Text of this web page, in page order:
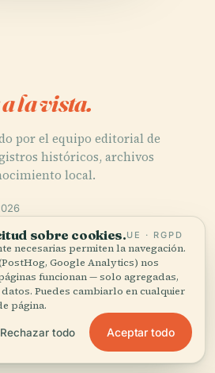
la vista.
por el equipo editorial de
históricos, archivos
local.
Square Philadelphia: History,
National Park Service
(Philadelphia) - Wikipedia, 2025 )
sobre cookies.UE · RGPD
necesarias permiten la navegación.
Google Analytics) nos
funcionan — solo agregadas,
Puedes cambiarlo en cualquier
página.
Rechazar todo Aceptar todo